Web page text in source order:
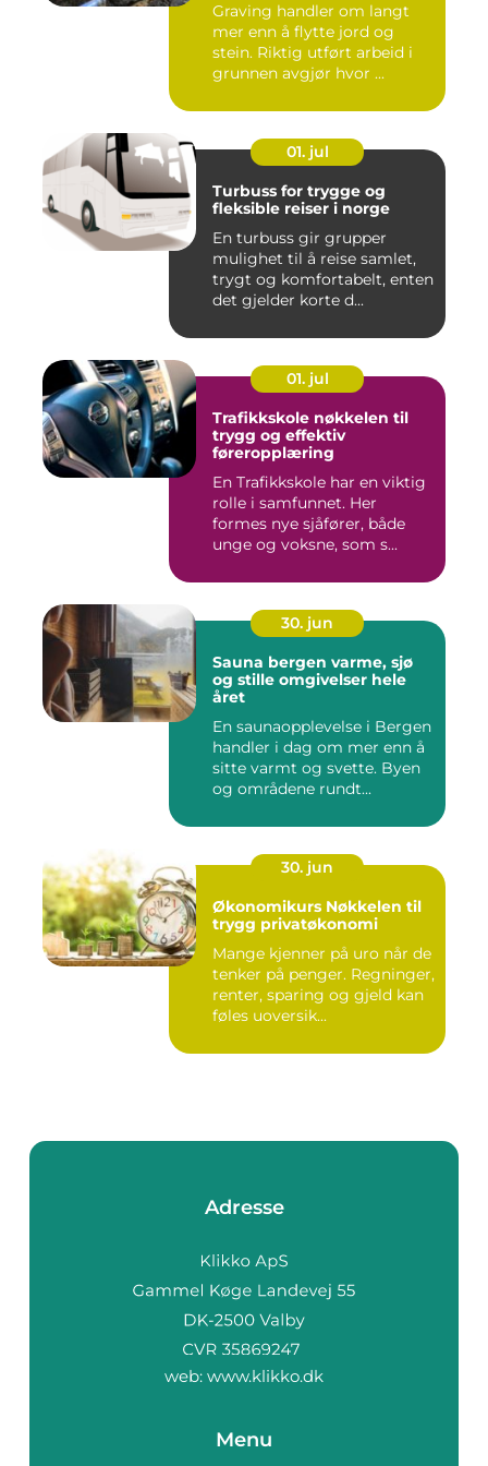
Graving handler om langt
mer enn å flytte jord og
stein. Riktig utført arbeid i
grunnen avgjør hvor ...
01. jul
Turbuss for trygge og
fleksible reiser i norge
En turbuss gir grupper
mulighet til å reise samlet,
trygt og komfortabelt, enten
det gjelder korte d...
01. jul
Trafikkskole nøkkelen til
trygg og effektiv
føreropplæring
En Trafikkskole har en viktig
rolle i samfunnet. Her
formes nye sjåfører, både
unge og voksne, som s...
30. jun
Sauna bergen varme, sjø
og stille omgivelser hele
året
En saunaopplevelse i Bergen
handler i dag om mer enn å
sitte varmt og svette. Byen
og områdene rundt...
30. jun
Økonomikurs Nøkkelen til
trygg privatøkonomi
Mange kjenner på uro når de
tenker på penger. Regninger,
renter, sparing og gjeld kan
føles uoversik...
Adresse
web: www.klikko.dk
Menu